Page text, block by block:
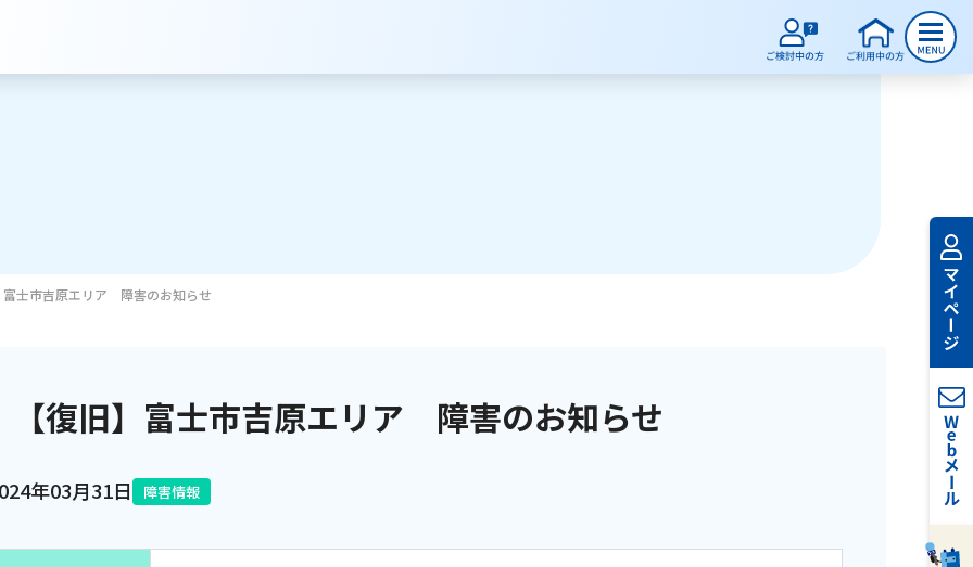
サービスのご案内
富士市吉原エリア 障害のお知らせ
【復旧】富士市吉原エリア 障害のお知らせ
年03月31日 障害情報